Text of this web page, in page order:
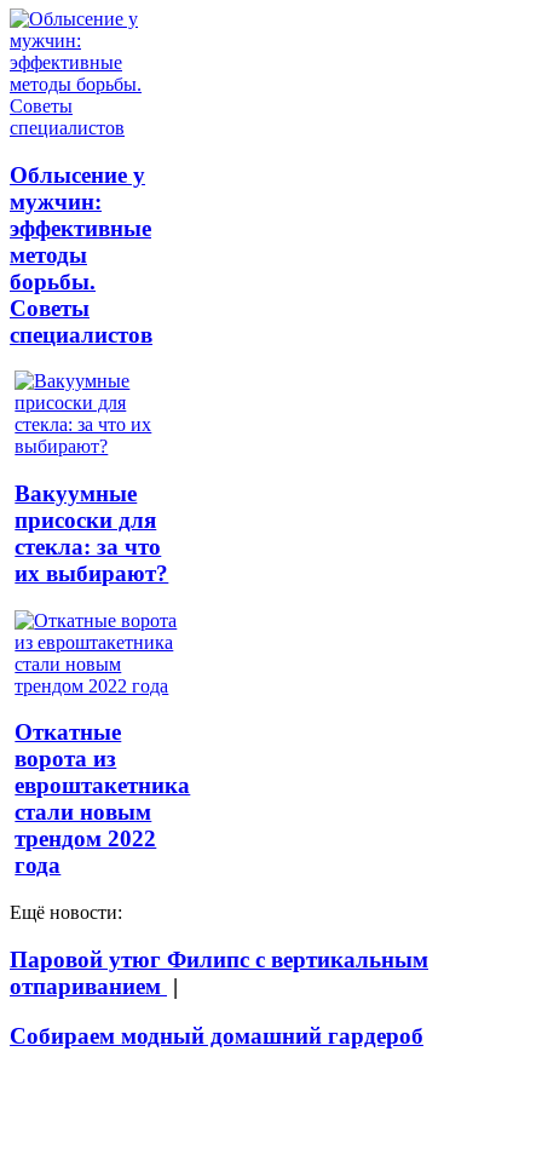
Облысение у
мужчин:
эффективные
методы
борьбы.
Советы
специалистов
Вакуумные
присоски для
стекла: за что
их выбирают?
Откатные
ворота из
евроштакетника
стали новым
трендом 2022
года
Ещё новости:
Паровой утюг Филипс с вертикальным
отпариванием |
Собираем модный домашний гардероб